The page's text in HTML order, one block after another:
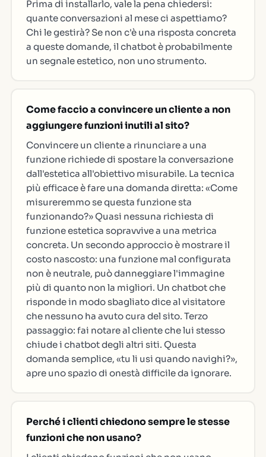
Prima di installarlo, vale la pena chiedersi:
quante conversazioni al mese ci aspettiamo?
Chi le gestirà? Se non c'è una risposta concreta
a queste domande, il chatbot è probabilmente
un segnale estetico, non uno strumento.
Come faccio a convincere un cliente a non
aggiungere funzioni inutili al sito?
Convincere un cliente a rinunciare a una
funzione richiede di spostare la conversazione
dall'estetica all'obiettivo misurabile. La tecnica
più efficace è fare una domanda diretta: «Come
misureremmo se questa funzione sta
funzionando?» Quasi nessuna richiesta di
funzione estetica sopravvive a una metrica
concreta. Un secondo approccio è mostrare il
costo nascosto: una funzione mal configurata
non è neutrale, può danneggiare l'immagine
più di quanto non la migliori. Un chatbot che
risponde in modo sbagliato dice al visitatore
che nessuno ha avuto cura del sito. Terzo
passaggio: fai notare al cliente che lui stesso
chiude i chatbot degli altri siti. Questa
domanda semplice, «tu li usi quando navighi?»,
apre uno spazio di onestà difficile da ignorare.
Perché i clienti chiedono sempre le stesse
funzioni che non usano?